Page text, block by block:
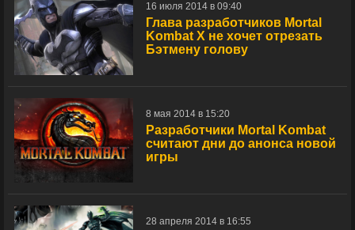
16 июля 2014 в 09:40
Глава разработчиков Mortal
Kombat X не хочет отрезать
Бэтмену голову
8 мая 2014 в 15:20
Разработчики Mortal Kombat
считают дни до анонса новой
игры
28 апреля 2014 в 16:55